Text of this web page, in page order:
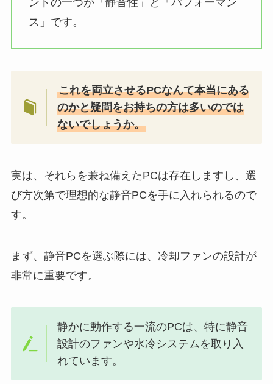
ス」です。
これを両立させるPCなんて本当にある
のかと疑問をお持ちの方は多いのでは
ないでしょうか。
実は、それらを兼ね備えたPCは存在しますし、選
び方次第で理想的な静音PCを手に入れられるので
す。
まず、静音PCを選ぶ際には、冷却ファンの設計が
非常に重要です。
静かに動作する一流のPCは、特に静音
設計のファンや水冷システムを取り入
れています。